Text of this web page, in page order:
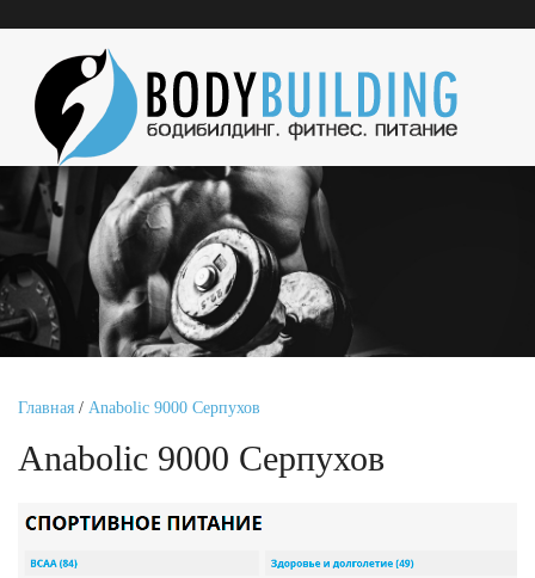
Главная / Anabolic 9000 Серпухов
Anabolic 9000 Серпухов